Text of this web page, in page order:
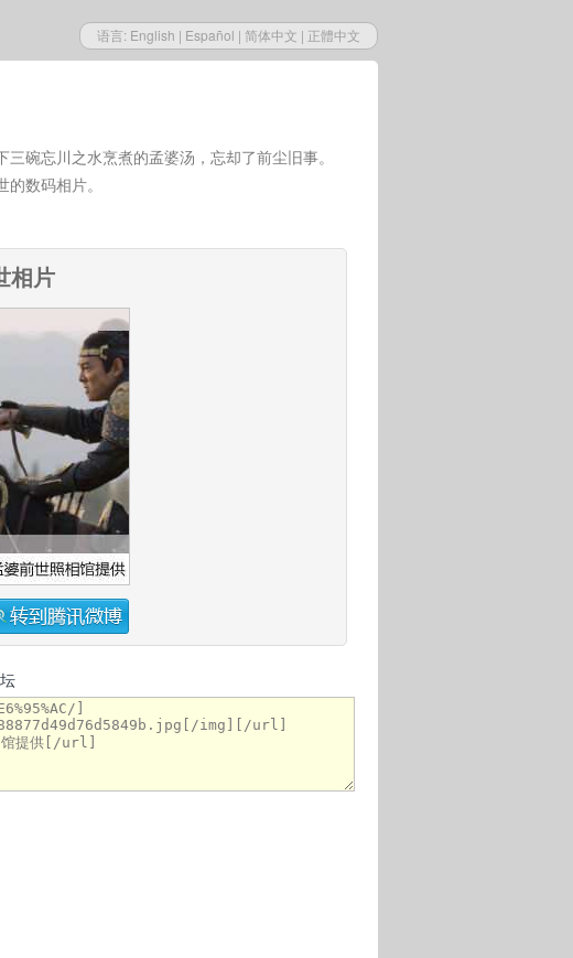
语言: English | Español | 简体中文 | 正體中文
碗忘川之水烹煮的孟婆汤，忘却了前尘旧事。
数码相片。
相片